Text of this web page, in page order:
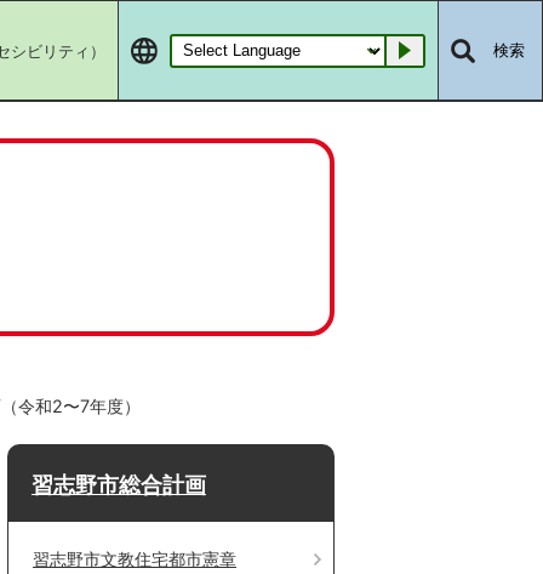
シビリティ） Go 検索
令和2〜7年度）
習志野市総合計画
習志野市文教住宅都市憲章